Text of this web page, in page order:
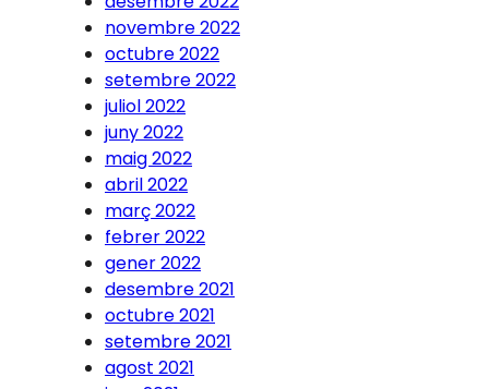
novembre 2022
octubre 2022
setembre 2022
juliol 2022
juny 2022
maig 2022
abril 2022
març 2022
febrer 2022
gener 2022
desembre 2021
octubre 2021
setembre 2021
agost 2021